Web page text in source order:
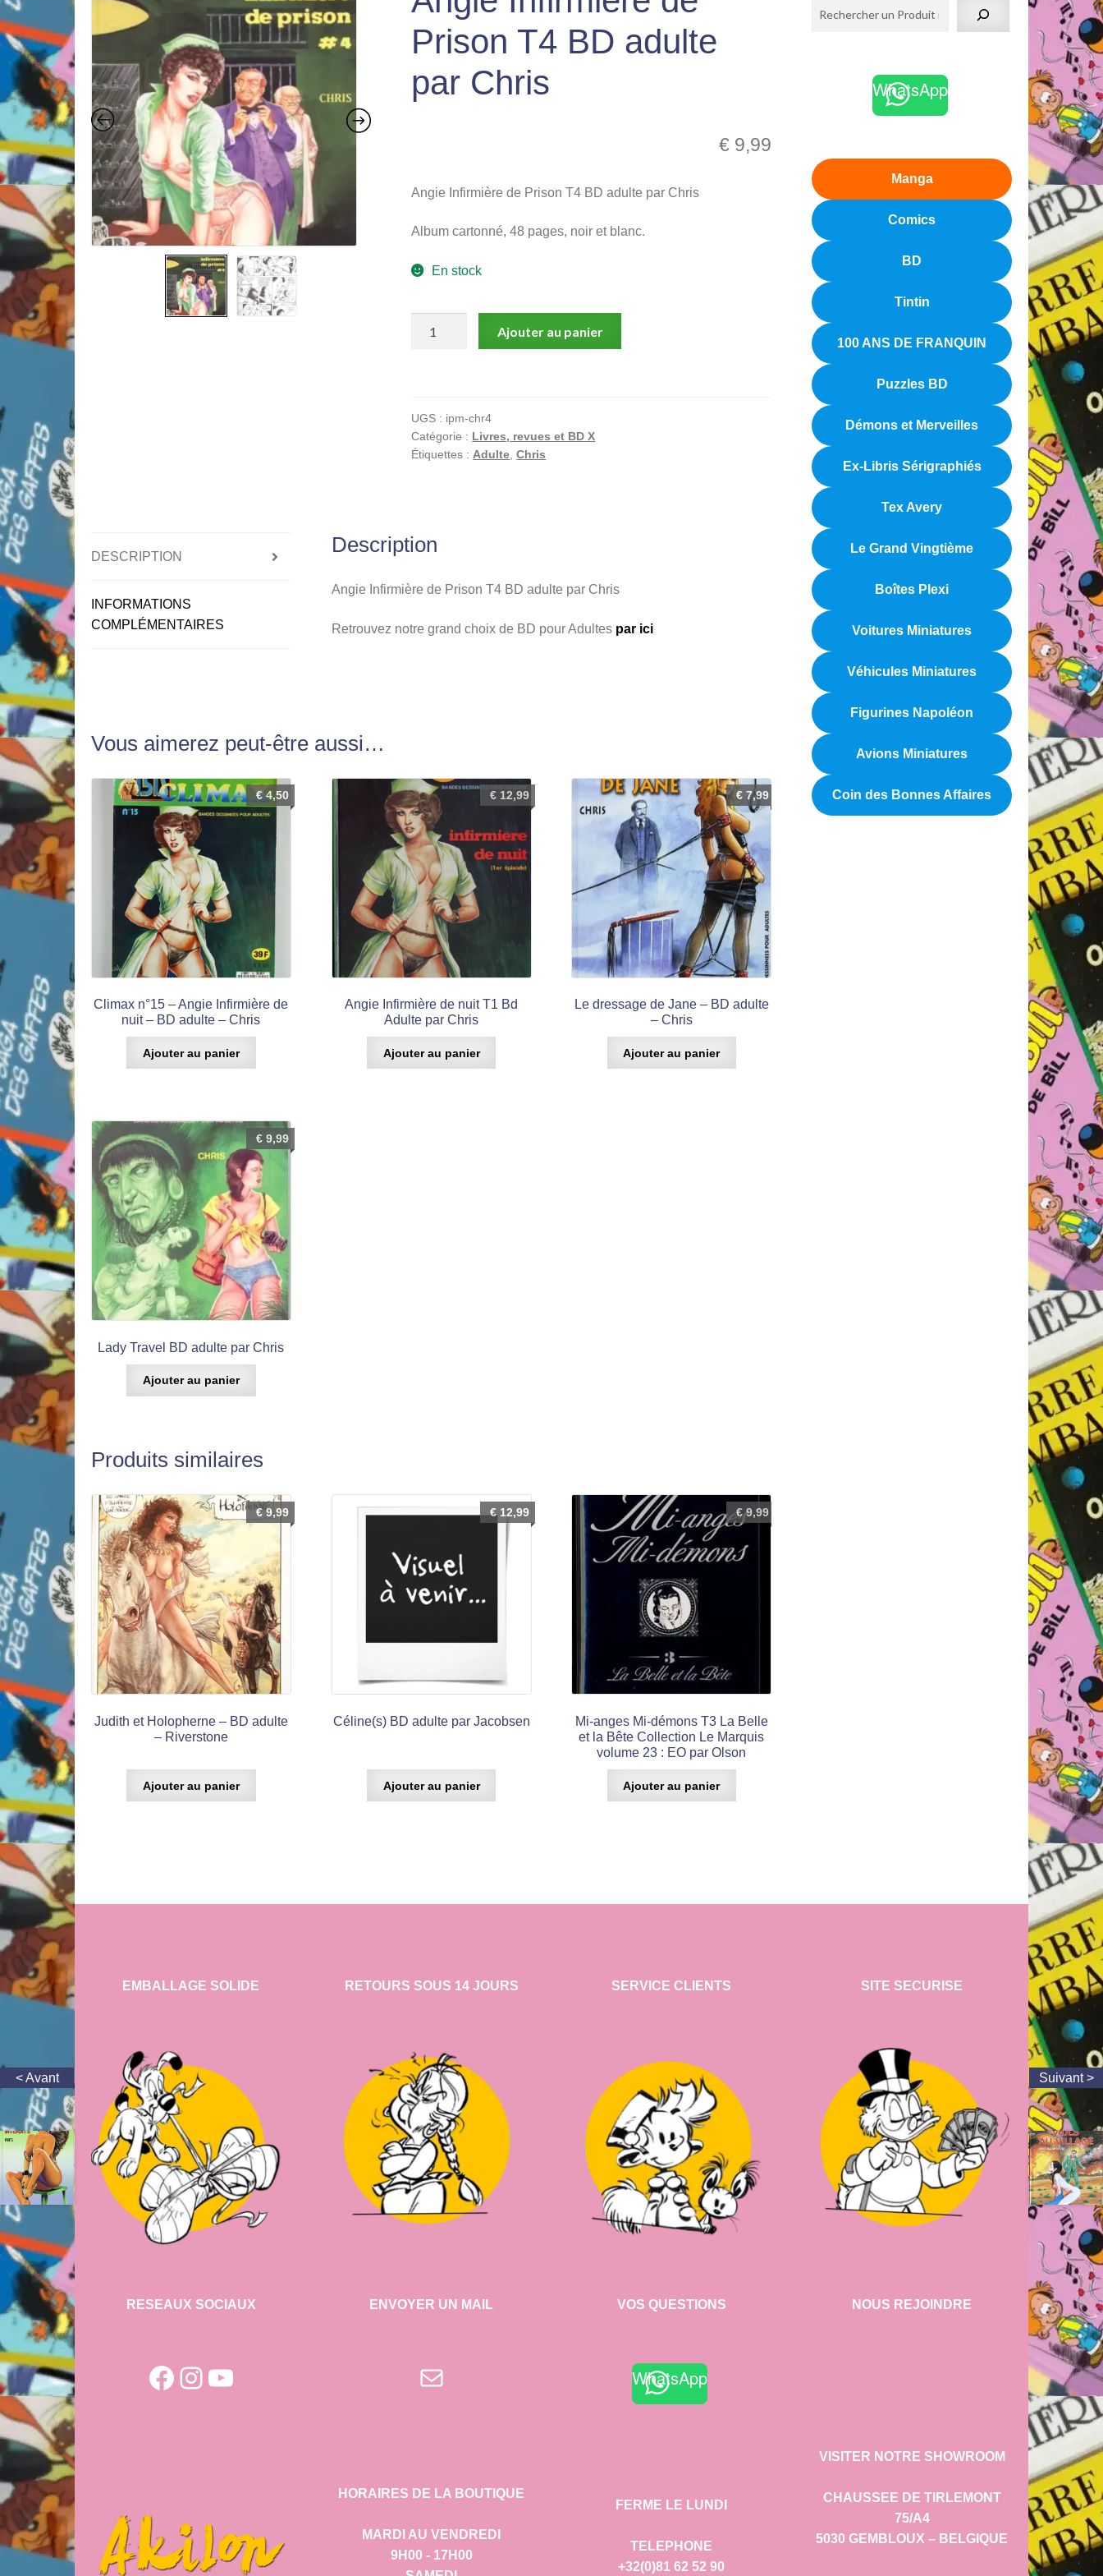
Prison T4 BD adulte
par Chris
€ 9,99
Angie Infirmière de Prison T4 BD adulte par Chris
Album cartonné, 48 pages, noir et blanc.
En stock
Prison
T4
Ajouter au panier
UGS : ipm-chr4
Catégorie : Livres, revues et BD X
Étiquettes :Adulte,Chris
DESCRIPTION
INFORMATIONS
COMPLÉMENTAIRES
Description
Angie Infirmière de Prison T4 BD adulte par Chris
Retrouvez notre grand choix de BD pour Adultes par ici
Vous aimerez peut-être aussi…
Climax n°15 – Angie Infirmière de
nuit – BD adulte – Chris
€4,50
Ajouter au panier
Angie Infirmière de nuit T1 Bd
Adulte par Chris
€12,99
Ajouter au panier
Le dressage de Jane – BD adulte
– Chris
€ 7,99
Ajouter au panier
Lady Travel BD adulte par Chris
€9,99
Ajouter au panier
Produits similaires
Judith et Holopherne – BD adulte
– Riverstone
€9,99
Ajouter au panier
Céline(s) BD adulte par Jacobsen
€12,99
Ajouter au panier
Mi-anges Mi-démons T3 La Belle
et la Bête Collection Le Marquis
volume 23 : EO par Olson
€9,99
Ajouter au panier
WhatsApp
Manga
Comics
BD
Tintin
100 ANS DE FRANQUIN
Puzzles BD
Démons et Merveilles
Ex-Libris Sérigraphiés
Tex Avery
Le Grand Vingtième
Boîtes Plexi
Voitures Miniatures
Véhicules Miniatures
Figurines Napoléon
Avions Miniatures
Coin des Bonnes Affaires
EMBALLAGE SOLIDE
RESEAUX SOCIAUX
Facebook
Instagram
YouTube
RETOURS SOUS 14 JOURS
ENVOYER UN MAIL
E-mail
HORAIRES DE LA BOUTIQUE
MARDI AU VENDREDI
9H00 - 17H00
SERVICE CLIENTS
VOS QUESTIONS
WhatsApp
FERME LE LUNDI
TELEPHONE
+32(0)81 62 52 90
SITE SECURISE
NOUS REJOINDRE
VISITER NOTRE SHOWROOM
CHAUSSEE DE TIRLEMONT
75/A4
5030 GEMBLOUX – BELGIQUE